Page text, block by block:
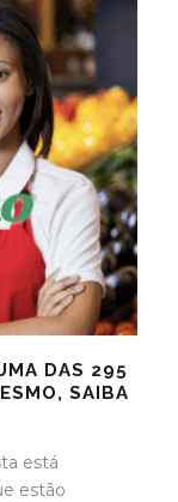
DAS 295
SAIBA
está
estão